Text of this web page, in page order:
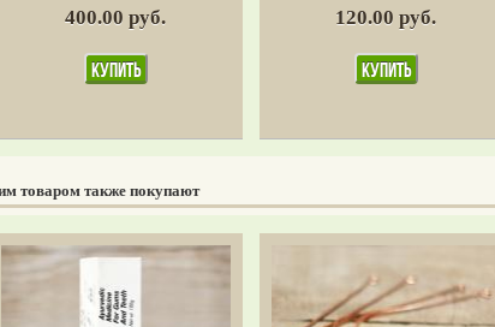
400.00 руб. 120.00 руб.
товаром также покупают